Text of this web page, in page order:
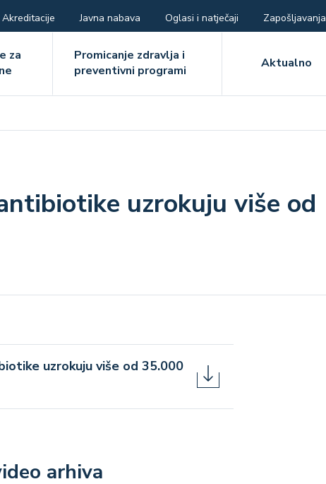
Akreditacije Javna nabava Oglasi i natječaji Zapošljavanja
za
Promicanje zdravlja i
preventivni programi
Aktualno
uzrokuju više od
uzrokuju više od 35.000
arhiva